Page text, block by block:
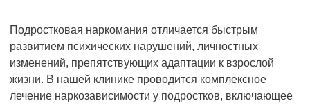
Подростковая наркомания отличается быстрым
развитием психических нарушений, личностных
изменений, препятствующих адаптации к взрослой
жизни. В нашей клинике проводится комплексное
лечение наркозависимости у подростков, включающее